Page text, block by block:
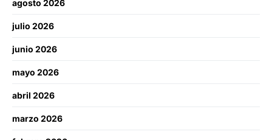
agosto 2026
julio 2026
junio 2026
mayo 2026
abril 2026
marzo 2026